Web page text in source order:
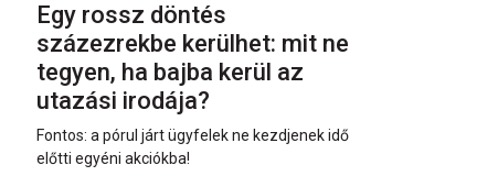
Egy rossz döntés
százezrekbe kerülhet: mit ne
tegyen, ha bajba kerül az
utazási irodája?
Fontos: a pórul járt ügyfelek ne kezdjenek idő
előtti egyéni akciókba!